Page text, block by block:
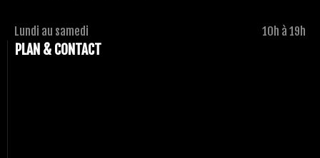
Lundi au samedi 10h à 19h
PLAN & CONTACT